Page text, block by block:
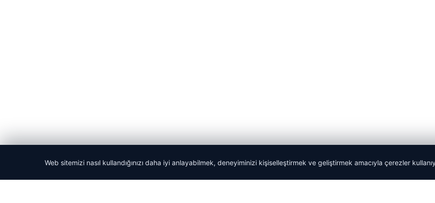
© 2026 Acil Rehber | Gündem Haberleri
Web sitemizi nasıl kullandığınızı daha iyi anlayabilmek, deneyiminizi kişiselleştirmek ve geliştirmek amacıyla çerezler